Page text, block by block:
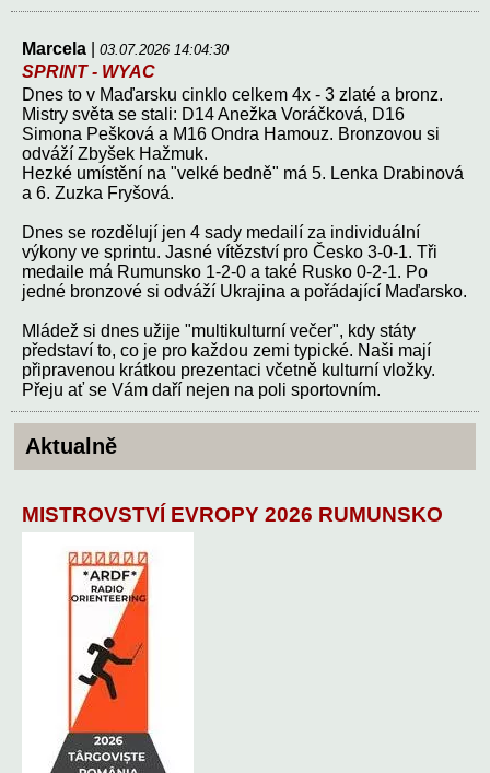
Marcela 03.07.2026 14:04:30
SPRINT - WYAC
Dnes to v Maďarsku cinklo celkem 4x - 3 zlaté a bronz.
Mistry světa se stali: D14 Anežka Voráčková, D16
Simona Pešková a M16 Ondra Hamouz. Bronzovou si
odváží Zbyšek Hažmuk.
Hezké umístění na "velké bedně" má 5. Lenka Drabinová
a 6. Zuzka Fryšová.
Dnes se rozdělují jen 4 sady medailí za individuální
výkony ve sprintu. Jasné vítězství pro Česko 3-0-1. Tři
medaile má Rumunsko 1-2-0 a také Rusko 0-2-1. Po
jedné bronzové si odváží Ukrajina a pořádající Maďarsko.
Mládež si dnes užije "multikulturní večer", kdy státy
představí to, co je pro každou zemi typické. Naši mají
připravenou krátkou prezentaci včetně kulturní vložky.
Přeju ať se Vám daří nejen na poli sportovním.
Aktualně
MISTROVSTVÍ EVROPY 2026 RUMUNSKO